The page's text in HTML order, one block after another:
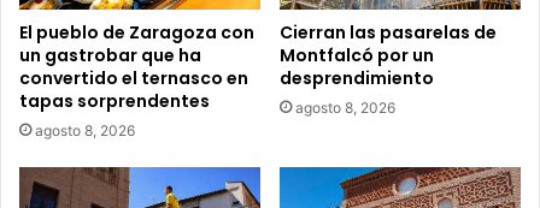
l
c
t
ó
El pueblo de Zaragoza con
un gastrobar que ha
convertido el ternasco en
tapas sorprendentes
agosto 8, 2026
Cierran las pasarelas de
Montfalcó por un
desprendimiento
agosto 8, 2026